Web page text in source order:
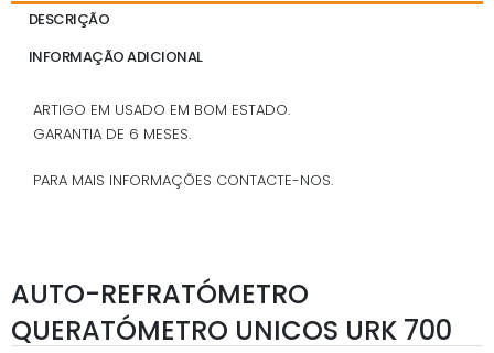
DESCRIÇÃO
INFORMAÇÃO ADICIONAL
ARTIGO EM USADO EM BOM ESTADO.
GARANTIA DE 6 MESES.
PARA MAIS INFORMAÇÕES CONTACTE-NOS.
AUTO-REFRATÓMETRO
QUERATÓMETRO UNICOS URK 700